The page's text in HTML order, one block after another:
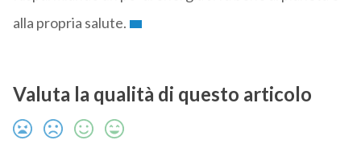
alla propria salute.
Valuta la qualità di questo articolo